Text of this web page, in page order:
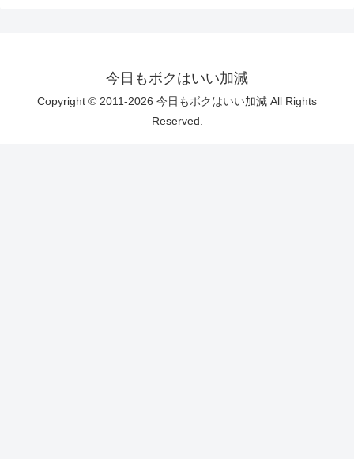
今日もボクはいい加減
Copyright © 2011-2026 今日もボクはいい加減 All Rights
Reserved.